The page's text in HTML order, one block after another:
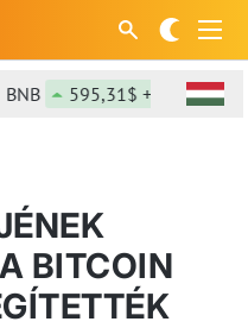
595,31$ +0,78%
BITCOIN